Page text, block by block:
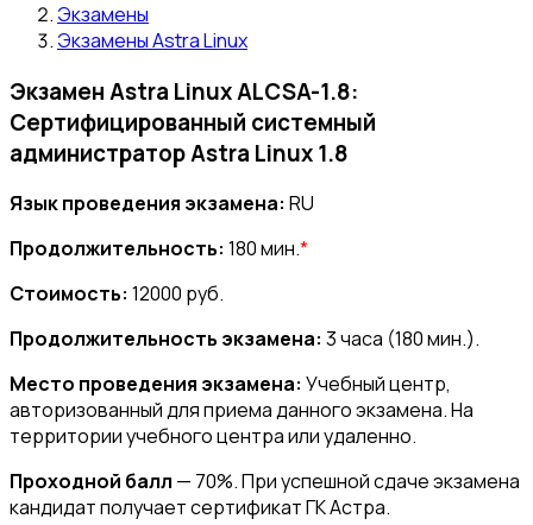
Экзамены
Экзамены Astra Linux
Экзамен Astra Linux ALCSA-1.8:
Сертифицированный системный
администратор Astra Linux 1.8
Язык проведения экзамена: RU
Продолжительность: 180 мин.*
Стоимость: 12000 руб.
Продолжительность экзамена: 3 часа (180 мин.).
Место проведения экзамена: Учебный центр,
авторизованный для приема данного экзамена. На
территории учебного центра или удаленно.
Проходной балл — 70%. При успешной сдаче экзамена
кандидат получает сертификат ГК Астра.